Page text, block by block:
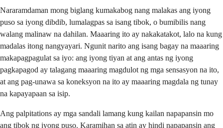
Nararamdaman mong biglang kumakabog nang malakas ang iyong
puso sa iyong dibdib, lumalagpas sa isang tibok, o bumibilis nang
walang malinaw na dahilan. Maaaring ito ay nakakatakot, lalo na kung
madalas itong nangyayari. Ngunit narito ang isang bagay na maaaring
makapagpagulat sa iyo: ang iyong tiyan at ang antas ng iyong
pagkapagod ay talagang maaaring magdulot ng mga sensasyon na ito,
at ang pag-unawa sa koneksyon na ito ay maaaring magdala ng tunay
na kapayapaan sa isip.
Ang palpitations ay mga sandali lamang kung kailan napapansin mo
ang tibok ng iyong puso. Karamihan sa atin ay hindi napapansin ang